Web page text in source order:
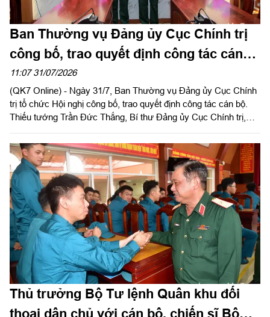
Ban Thường vụ Đảng ủy Cục Chính trị
công bố, trao quyết định công tác cán
bộ
11:07 31/07/2026
(QK7 Online) - Ngày 31/7, Ban Thường vụ Đảng ủy Cục Chính
trị tổ chức Hội nghị công bố, trao quyết định công tác cán bộ.
Thiếu tướng Trần Đức Thắng, Bí thư Đảng ủy Cục Chính trị,
cán bộ.
Thủ trưởng Bộ Tư lệnh Quân khu đối
thoại dân chủ với cán bộ, chiến sĩ Bộ